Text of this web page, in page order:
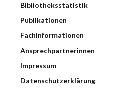
Bibliotheksstatistik
Publikationen
Fachinformationen
Ansprechpartnerinnen
Impressum
Datenschutzerklärung